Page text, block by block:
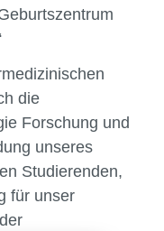
die
Forschung und
unseres
Studierenden,
für unser